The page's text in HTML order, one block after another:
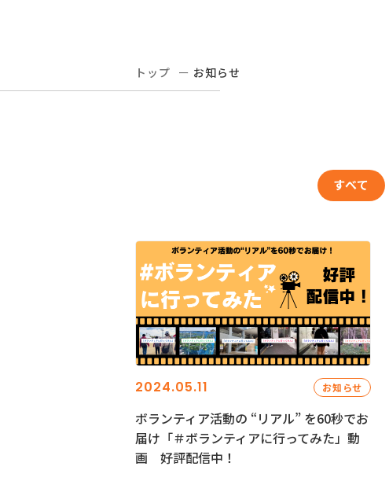
トップ お知らせ
すべて
2024.05.11 お知らせ
ボランティア活動の “リアル” を60秒でお
届け「＃ボランティアに行ってみた」動
画 好評配信中！